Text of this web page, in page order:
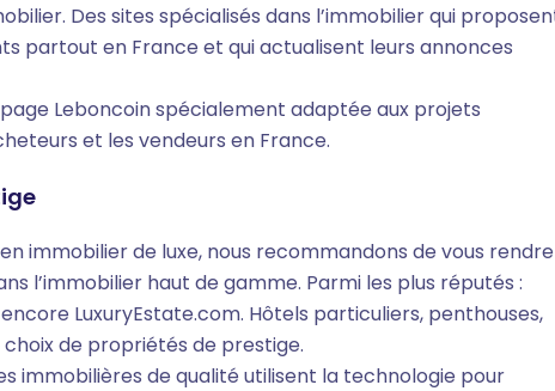
Des sites spécialisés dans l’immobilier qui
partout en France et qui actualisent leurs annonces
Leboncoin spécialement adaptée aux projets
et les vendeurs en France.
immobilier de luxe, nous recommandons de vous rendre
l’immobilier haut de gamme. Parmi les plus réputés :
LuxuryEstate.com. Hôtels particuliers, penthouses,
choix de propriétés de prestige.
immobilières de qualité utilisent la technologie pour